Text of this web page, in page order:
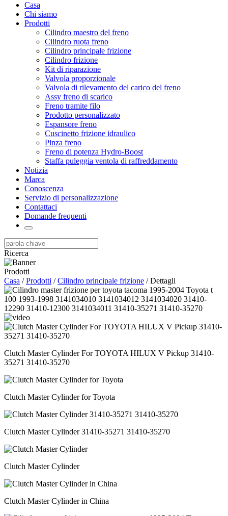
Casa
Chi siamo
Prodotti
Cilindro maestro del freno
Cilindro ruota freno
Cilindro principale frizione
Cilindro frizione
Kit di riparazione
Valvola proporzionale
Valvola di rilevamento del carico del freno
Assy freno di scarico
Freno tramite filo
Prodotto personalizzato
Espansore freno
Cuscinetto frizione idraulico
Pinza freno
Freno di potenza Hydro-Boost
Staffa puleggia ventola di raffreddamento
Notizia
Marca
Conoscenza
Servizio di personalizzazione
Contattaci
Domande frequenti
Ricerca
Prodotti
Casa /Prodotti /Cilindro principale frizione / Dettagli
Clutch Master Cylinder For TOYOTA HILUX V Pickup 31410-
35271 31410-35270
Clutch Master Cylinder for Toyota
Clutch Master Cylinder 31410-35271 31410-35270
Clutch Master Cylinder
Clutch Master Cylinder in China